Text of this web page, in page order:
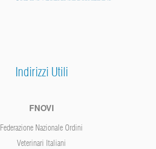
Indirizzi Utili
FNOVI
Federazione Nazionale Ordini
Veterinari Italiani